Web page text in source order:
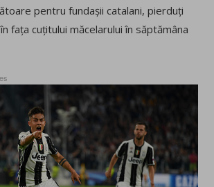
pentru fundașii catalani, pierduți
fața cuțitului măcelarului în săptămâna